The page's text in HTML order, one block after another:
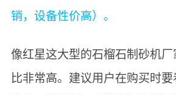
销，设备性价高）。
像红星这大型的石榴石制砂机
比非常高。建议用户在购买时要